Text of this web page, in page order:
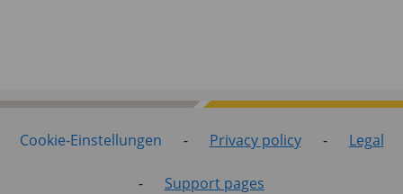
Cookie-Einstellungen - Privacy policy - Legal
- Support pages